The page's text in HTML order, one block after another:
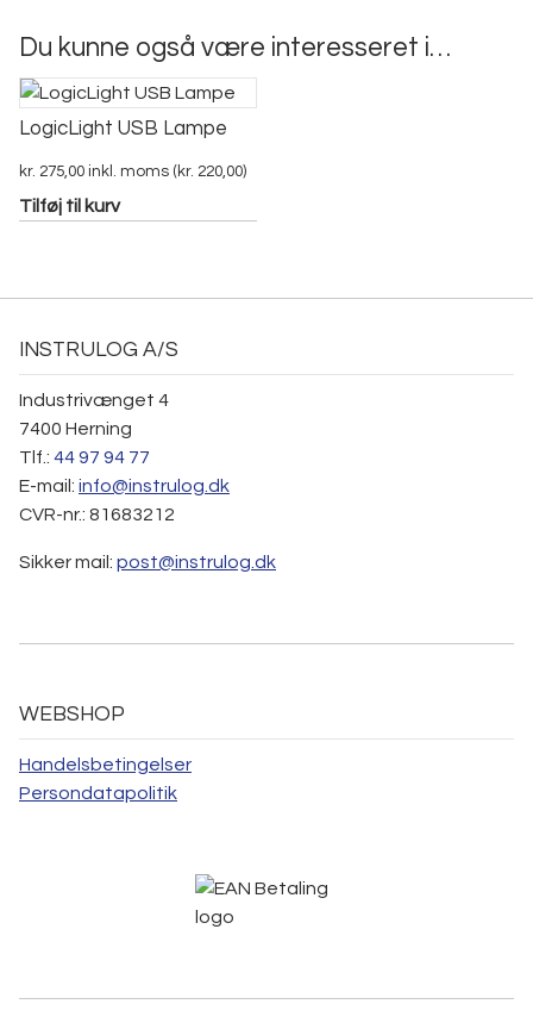
Du kunne også være interesseret i…
LogicLight USB Lampe
kr. 275,00 inkl. moms ( kr. 220,00)
Tilføj til kurv
INSTRULOG A/S
Industrivænget 4
7400 Herning
Tlf.: 44 97 94 77
E-mail: info@instrulog.dk
CVR-nr.: 81683212
Sikker mail: post@instrulog.dk
WEBSHOP
Handelsbetingelser
Persondatapolitik